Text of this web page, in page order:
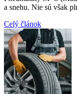
a snehu. Nie sú však
Celý článok